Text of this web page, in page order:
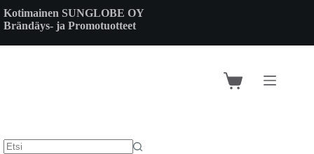
to
content
Kotimainen SUNGLOBE OY
Brändäys- ja Promotuotteet
Shopping